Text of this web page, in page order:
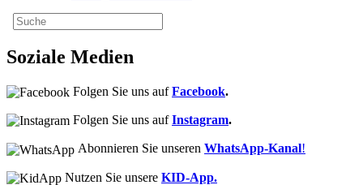
Soziale Medien
Folgen Sie uns aufFacebook.
Folgen Sie uns aufInstagram.
Abonnieren Sie unseren WhatsApp-Kanal!
Nutzen Sie unsere KID-App.